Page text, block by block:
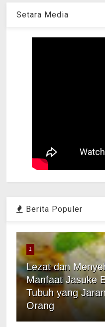
Setara Media
Berita Populer
1
Lezat dan
Manfaat Jasuke
Tubuh yang
Orang